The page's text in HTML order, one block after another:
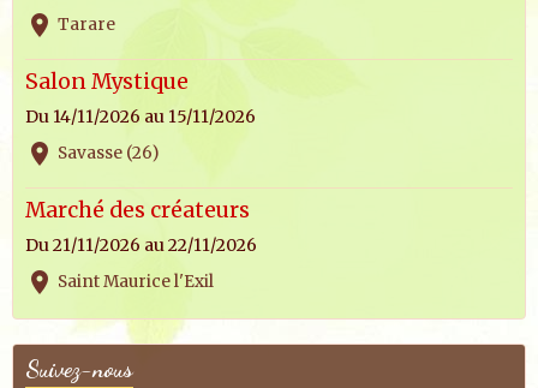
Tarare
Salon Mystique
Du 14/11/2026 au 15/11/2026
Savasse (26)
Marché des créateurs
Du 21/11/2026 au 22/11/2026
Saint Maurice l'Exil
Suivez-nous